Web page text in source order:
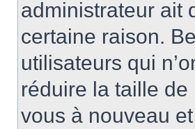
administrateur ait
certaine raison.
utilisateurs qui
réduire la taille
vous à nouveau